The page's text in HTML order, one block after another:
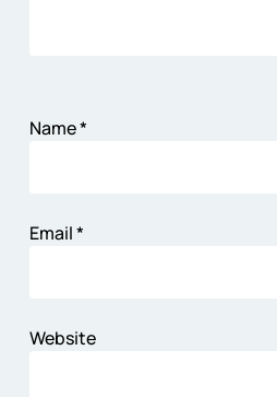
Name*
Email*
Website